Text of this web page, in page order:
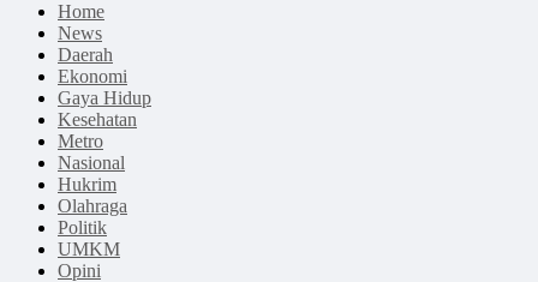
Home
News
Daerah
Ekonomi
Gaya Hidup
Kesehatan
Metro
Nasional
Hukrim
Olahraga
Politik
UMKM
Opini